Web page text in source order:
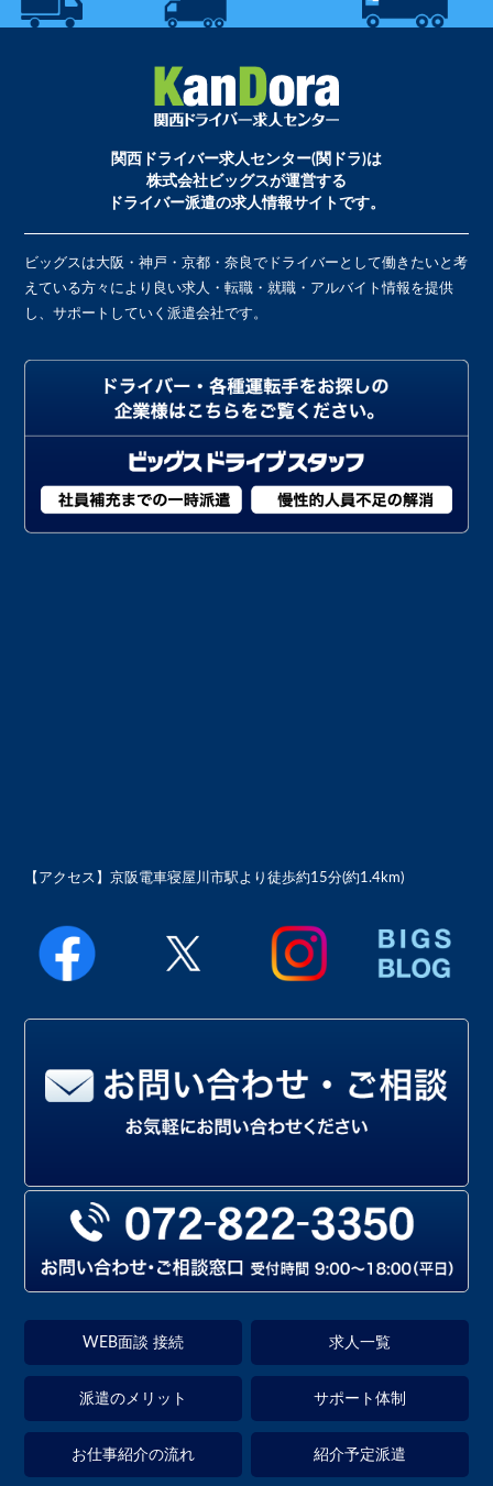
関西ドライバー求人センター(関ドラ)は
株式会社ビッグスが運営する
ドライバー派遣の求人情報サイトです。
ビッグスは大阪・神戸・京都・奈良でドライバーとして働きたいと考
えている方々により良い求人・転職・就職・アルバイト情報を提供
し、サポートしていく派遣会社です。
【アクセス】京阪電車寝屋川市駅より徒歩約15分(約1.4km)
WEB面談 接続 求人一覧
派遣のメリット サポート体制
お仕事紹介の流れ 紹介予定派遣